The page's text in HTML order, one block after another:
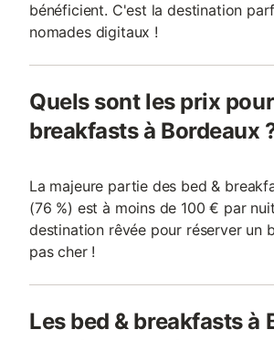
bénéficient. C'est la destination
nomades digitaux !
Quels sont les prix
breakfasts à Bordeaux
La majeure partie des bed &
(76 %) est à moins de 100 € par
destination rêvée pour réserver un
pas cher !
Les bed & breakfasts à